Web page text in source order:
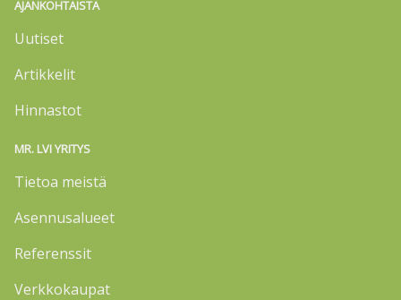
AJANKOHTAISTA
Uutiset
Artikkelit
Hinnastot
MR. LVI YRITYS
Tietoa meistä
Asennusalueet
Referenssit
Verkkokaupat